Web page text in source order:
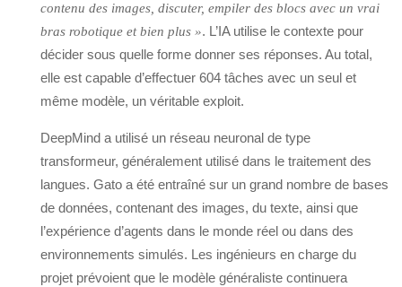
contenu des images, discuter, empiler des blocs avec un vrai
bras robotique et bien plus ». L’IA utilise le contexte pour
décider sous quelle forme donner ses réponses. Au total,
elle est capable d’effectuer 604 tâches avec un seul et
même modèle, un véritable exploit.
DeepMind a utilisé un réseau neuronal de type
transformeur, généralement utilisé dans le traitement des
langues. Gato a été entraîné sur un grand nombre de bases
de données, contenant des images, du texte, ainsi que
l’expérience d’agents dans le monde réel ou dans des
environnements simulés. Les ingénieurs en charge du
projet prévoient que le modèle généraliste continuera